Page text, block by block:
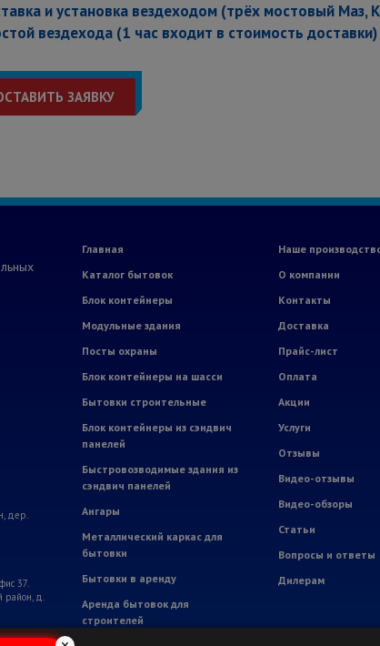
и установка вездеходом (трёх мостовый Маз,
вездехода (1 час входит в стоимость
ЗАЯВКУ
дер.
37.
район, д.
Главная
Каталог бытовок
Блок контейнеры
Модульные здания
Посты охраны
Блок контейнеры на шасси
Бытовки строительные
Блок контейнеры из сэндвич
панелей
Быстровозводимые здания из
сэндвич панелей
Ангары
Металлический каркас для
бытовки
Бытовки в аренду
Аренда бытовок для
строителей
Наше
О компании
Контакты
Доставка
Прайс-лист
Оплата
Акции
Услуги
Отзывы
Видео-отзывы
Видео-обзоры
Статьи
Вопросы и ответы
Дилерам